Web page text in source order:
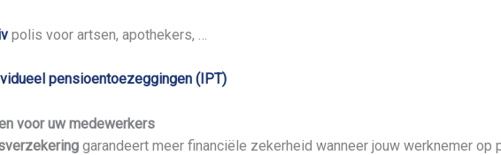
polis voor artsen, apothekers, …
pensioentoezeggingen (IPT)
voor uw medewerkers
garandeert meer financiële zekerheid wanneer jouw werknemer op